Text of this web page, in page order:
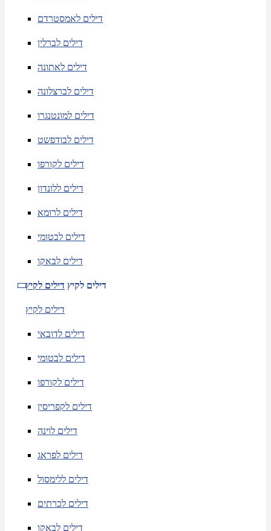
דילים לאמסטרדם
דילים לברלין
דילים לאתונה
דילים לברצלונה
דילים למונטנגרו
דילים לבודפשט
דילים לקורפו
דילים ללונדון
דילים לרומא
דילים לבטומי
דילים לבאקו
דילים לקיץ דילים לקיץ
דילים לקיץ
דילים לדובאי
דילים לבטומי
דילים לקורפו
דילים לקפריסין
דילים לוינה
דילים לפראג
דילים ללימסול
דילים לכרתים
דילים לבאקו